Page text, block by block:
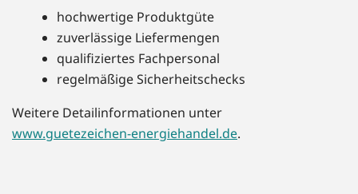
hochwertige Produktgüte
zuverlässige Liefermengen
qualifiziertes Fachpersonal
regelmäßige Sicherheitschecks
Weitere Detailinformationen unter
www.guetezeichen-energiehandel.de.